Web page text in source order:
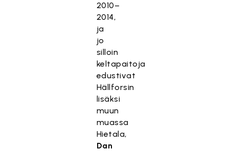
2010–
2014,
ja
jo
silloin
keltapaitoja
edustivat
Hällforsin
lisäksi
muun
muassa
Hietala,
Dan